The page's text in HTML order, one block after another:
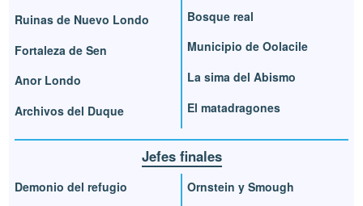
Ruinas de Nuevo Londo
Fortaleza de Sen
Anor Londo
Archivos del Duque
Bosque real
Municipio de Oolacile
La sima del Abismo
El matadragones
Jefes finales
Demonio del refugio Ornstein y Smough